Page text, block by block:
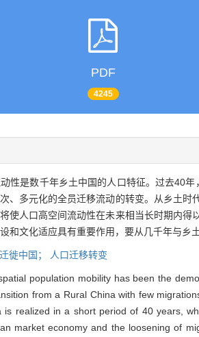
PDF
4245
性是数千年乡土中国的人口特征。过去40
、多元化的全员迁移流动的转变。从乡土
使人口高空间流动性在未来相当长时期内
和文化适应具有重要作用，要从几千年与乡
迁徙中国； 人口迁移转变
population mobility has been the
from a Rural China with few
is realized in a short period of 40 years,
market economy and the loosening of